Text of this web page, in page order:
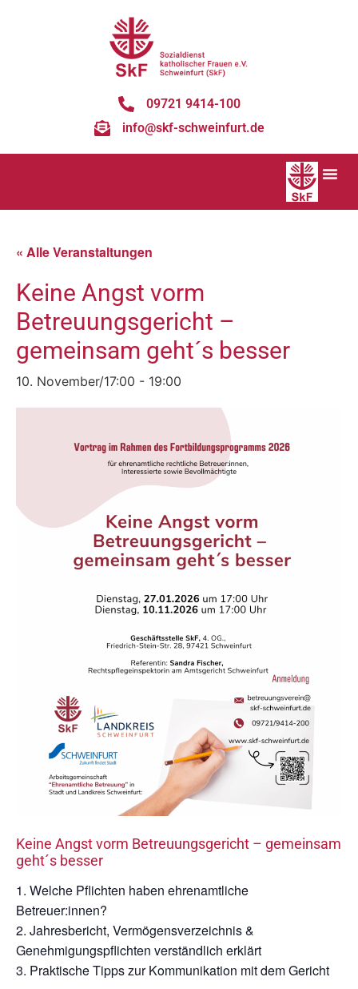
09721 9414-100
info@skf-schweinfurt.de
« Alle Veranstaltungen
Keine Angst vorm
Betreuungsgericht –
gemeinsam geht´s besser
10. November/17:00 - 19:00
Keine Angst vorm Betreuungsgericht – gemeinsam
geht´s besser
Welche Pflichten haben ehrenamtliche
Betreuer:innen?
Jahresbericht, Vermögensverzeichnis &
Genehmigungspflichten verständlich erklärt
Praktische Tipps zur Kommunikation mit dem Gericht